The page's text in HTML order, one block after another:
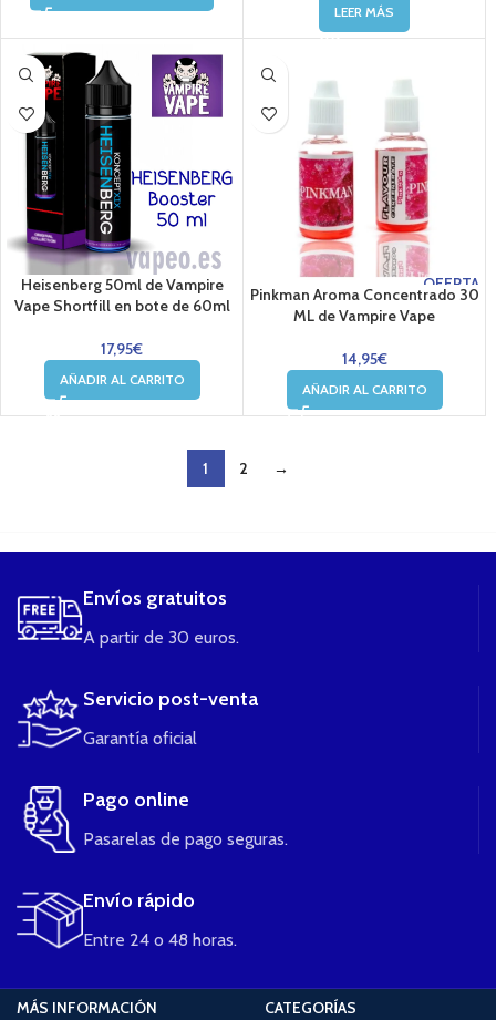
LEER MÁS
Heisenberg 50ml de Vampire
Vape Shortfill en bote de 60ml
17,95€
AÑADIR AL CARRITO
OFERTA
Pinkman Aroma Concentrado 30
ML de Vampire Vape
14,95€
AÑADIR AL CARRITO
1 2
→
Envíos gratuitos
A partir de 30 euros.
Servicio post-venta
Garantía oficial
Pago online
Pasarelas de pago seguras.
Envío rápido
Entre 24 o 48 horas.
MÁS INFORMACIÓN
CATEGORÍAS